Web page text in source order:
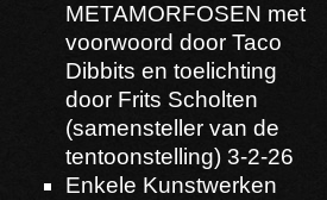
METAMORFOSEN met
voorwoord door Taco
Dibbits en toelichting
door Frits Scholten
(samensteller van de
tentoonstelling) 3-2-26
Enkele Kunstwerken